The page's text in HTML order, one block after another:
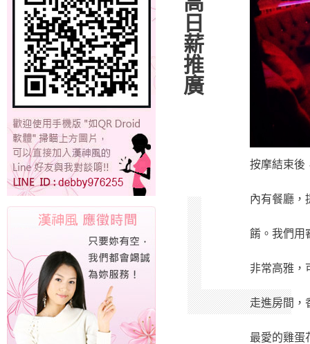
按摩結束後
內有餐廳，
餚。我們用
非常高雅，
走進房間，
最愛的雞蛋